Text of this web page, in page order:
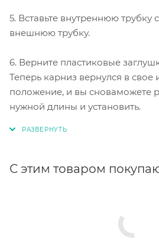
5. Вставьте внутреннюю трубку
внешнюю трубку.
6. Верните пластиковые
Теперь карниз вернулся в свое
положение, и вы сноваможете
нужной длины и установить.
С этим товаром